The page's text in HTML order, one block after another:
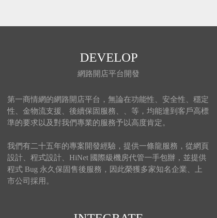
DEVELOP
網路開店平台開發
第一商情網的網路開店平台，無論在功能性、安全性、穩定
性、金物流支援、後續保固服務、、等，均能達到客戶高標
準的要求以及對我們專業的服務予以高度肯定。
我們有二十五年的專案開發經驗，提供一條龍服務，從網頁
設計、程式設計、HiNet 國際級機房代管一手包辦，並提供
程式 Bug 永久保固售後服務，因此榮獲多家知名企業、上
市公司採用。